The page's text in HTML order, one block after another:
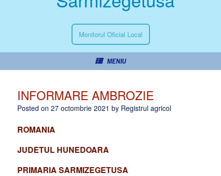
Monitorul Oficial Local
MENIU
INFORMARE AMBROZIE
Posted on 27 octombrie 2021 by Registrul agricol
ROMANIA
JUDETUL HUNEDOARA
PRIMARIA SARMIZEGETUSA